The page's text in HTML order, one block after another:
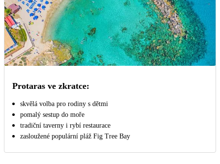
Protaras ve zkratce:
skvělá volba pro rodiny s dětmi
pomalý sestup do moře
tradiční taverny i rybí restaurace
zasloužené populární pláž Fig Tree Bay